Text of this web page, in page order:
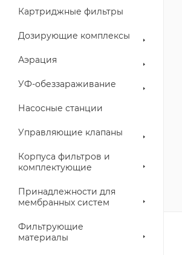
Картриджные фильтры
Дозирующие комплексы
Аэрация
УФ-обеззараживание
Насосные станции
Управляющие клапаны
Корпуса фильтров и
комплектующие
Принадлежности для
мембранных систем
Фильтрующие
материалы